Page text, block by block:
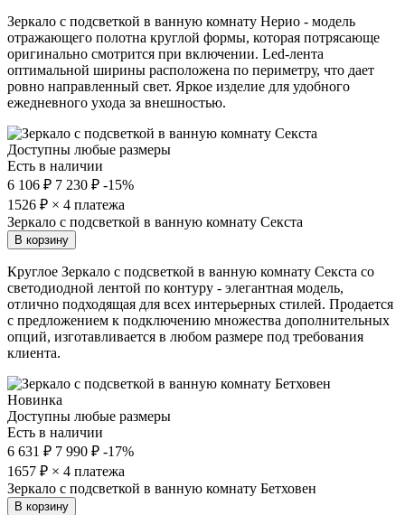
Зеркало с подсветкой в ванную комнату Нерио - модель
отражающего полотна круглой формы, которая потрясающе
оригинально смотрится при включении. Led-лента
оптимальной ширины расположена по периметру, что дает
ровно направленный свет. Яркое изделие для удобного
ежедневного ухода за внешностью.
Доступны любые размеры
Есть в наличии
6 106 ₽ 7 230 ₽ -15%
1526 ₽ × 4 платежа
Зеркало с подсветкой в ванную комнату Секста
В корзину
Круглое Зеркало с подсветкой в ванную комнату Секста со
светодиодной лентой по контуру - элегантная модель,
отлично подходящая для всех интерьерных стилей. Продается
с предложением к подключению множества дополнительных
опций, изготавливается в любом размере под требования
клиента.
Новинка
Доступны любые размеры
Есть в наличии
6 631 ₽ 7 990 ₽ -17%
1657 ₽ × 4 платежа
Зеркало с подсветкой в ванную комнату Бетховен
В корзину